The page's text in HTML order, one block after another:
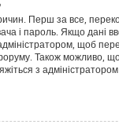
Перш за все,
і пароль. Якщо дані
щоб
Також можливо,
з